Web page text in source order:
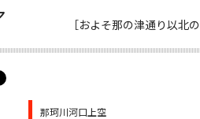
［およそ那の津通り以北
那珂川河口上空